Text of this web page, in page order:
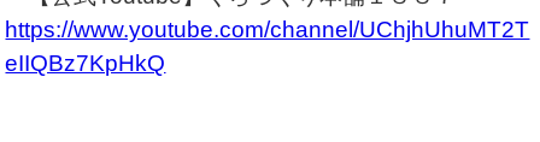
https://www.youtube.com/channel/UChjhUhuMT2T
eIIQBz7KpHkQ